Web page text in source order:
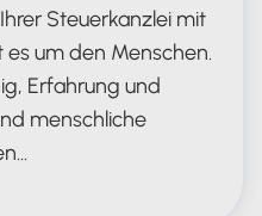
Steuerkanzlei mit
um den Menschen.
Erfahrung und
menschliche